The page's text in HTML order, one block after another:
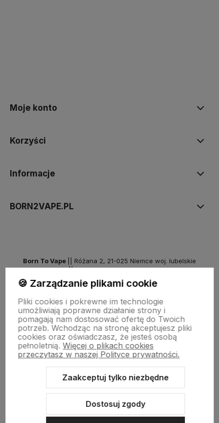
Moje konto
Korzyści
Informacje
BORN2VAPE.PL
Born To Vape
|| Różana 2, 21-025 Niemce woj. lubelskie
NIP: 7141861133 || E:kontakt@born2vape.plT:665 744 477
Sklep internetowy Shoper Premium
Szablon Shoper Modern 3.0™
🍪 Zarządzanie plikami cookie
Pliki cookies i pokrewne im technologie
umożliwiają poprawne działanie strony i
pomagają nam dostosować ofertę do Twoich
potrzeb. Wchodząc na stronę akceptujesz pliki
cookies oraz oświadczasz, że jesteś osobą
pełnoletnią. Więcej o plikach cookies
przeczytasz w naszej Polityce prywatności.
Zaakceptuj tylko niezbędne
Dostosuj zgody